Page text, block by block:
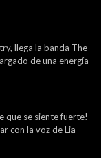
llega la banda The
de una energía
que se siente fuerte!
con la voz de Lia